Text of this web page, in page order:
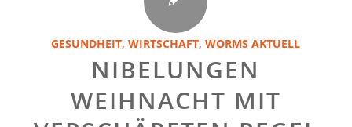
GESUNDHEIT,WIRTSCHAFT,WORMS AKTUELL
NIBELUNGEN
WEIHNACHT MIT